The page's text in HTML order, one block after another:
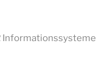
Informationssysteme